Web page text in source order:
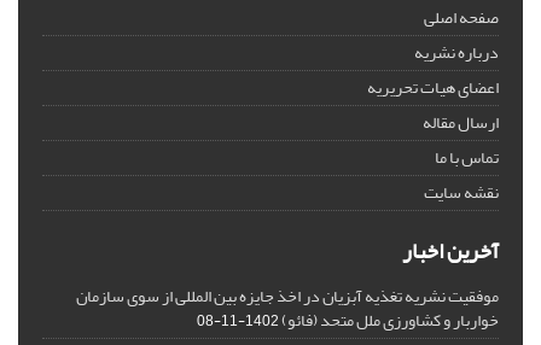
صفحه اصلی
درباره نشریه
اعضای هیات تحریریه
ارسال مقاله
تماس با ما
نقشه سایت
آخرین اخبار
موفقیت نشریه تغذیه آبزیان در اخذ جایزه بین المللی از سوی سازمان
خواربار و کشاورزی ملل متحد (فائو)1402-11-08